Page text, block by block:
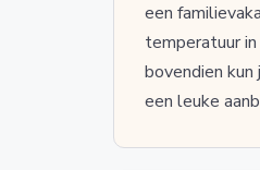
een
temperatuur
bovendien
een leuke